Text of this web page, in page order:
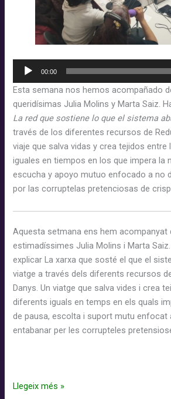
Reproductor
00:00
Esta semana nos hemos acompañado
queridísimas Julia Molins y Marta Saiz.
La red que sostiene lo que el sistema
través de los diferentes recursos de
viaje que salva vidas y crea tejidos entre
iguales en tiempos en los que impera la
escucha y apoyo mutuo enfocado a no
por las corruptelas pretenciosas de
Aquesta setmana ens hem acompanyat
estimadíssimes Julia Molins i Marta
explicar La xarxa que sosté el que el
viatge a través dels diferents recursos
Danys. Un viatge que salva vides i crea
diferents iguals en temps en els quals
de pausa, escolta i suport mutu enfocat
entabanar per les corrupteles
El
Llegeix més »